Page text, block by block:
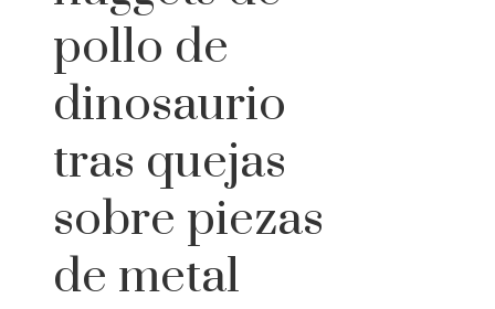
pollo de
dinosaurio
tras quejas
sobre piezas
de metal